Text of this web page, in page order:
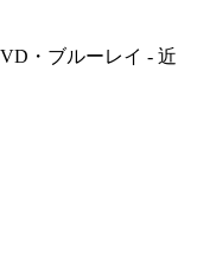
・ブルーレイ - 近